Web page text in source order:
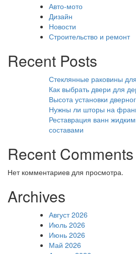
Авто-мото
Дизайн
Новости
Строительство и ремонт
Recent Posts
Стеклянные раковины
Как выбрать двери для
Высота установки
Нужны ли шторы на
Реставрация ванн
составами
Recent Comments
Нет комментариев для просмотра.
Archives
Август 2026
Июль 2026
Июнь 2026
Май 2026